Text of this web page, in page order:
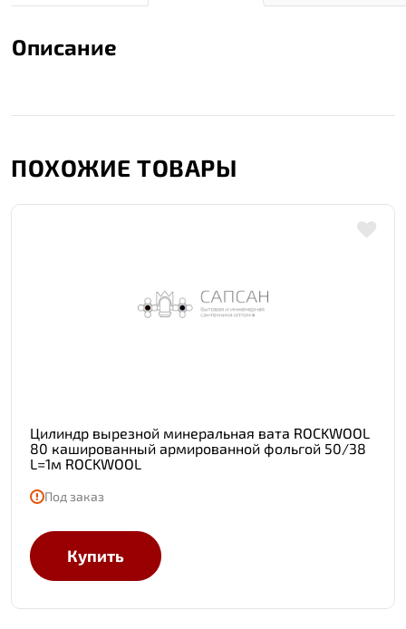
Описание
ПОХОЖИЕ ТОВАРЫ
Цилиндр вырезной минеральная вата ROCKWOOL
80 кашированный армированной фольгой 50/38
L=1м ROCKWOOL
Под заказ
Купить